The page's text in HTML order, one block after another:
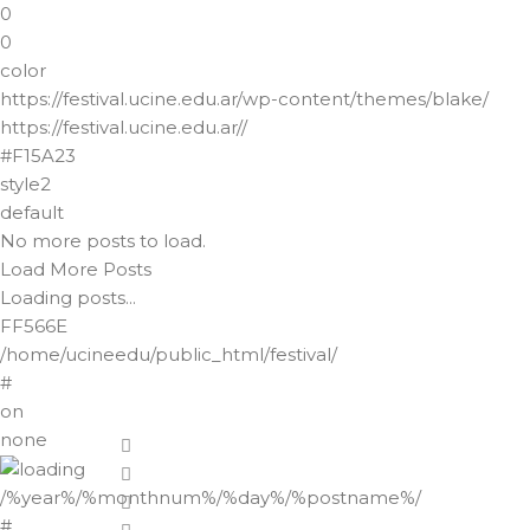
0
0
color
https://festival.ucine.edu.ar/wp-content/themes/blake/
https://festival.ucine.edu.ar//
#F15A23
style2
default
No more posts to load.
Load More Posts
Loading posts...
FF566E
/home/ucineedu/public_html/festival/
#
on
none
/%year%/%monthnum%/%day%/%postname%/